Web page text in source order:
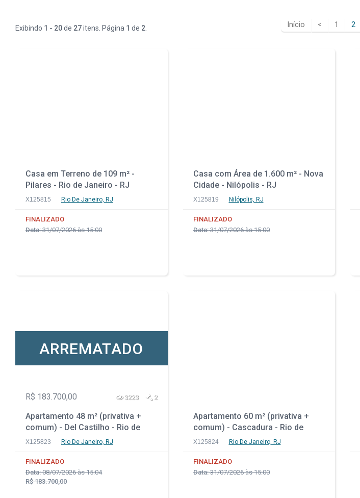
Exibindo 1 - 20de 27itens. Página 1 de 2 Início < 1 2
Casa em Terreno de 109 m² -
Pilares - Rio de Janeiro - RJ
X125815 Rio De Janeiro, RJ
FINALIZADO
Data:31/07/2026 às 15:00
Casa com Área de 1.600 m² - Nova
Cidade - Nilópolis - RJ
X125819 Nilópolis, RJ
FINALIZADO
Data:31/07/2026 às 15:00
ARREMATADO
R$ 183.700,00 3223 2
Apartamento 48 m² (privativa +
comum) - Del Castilho - Rio de
Janeiro - RJ
X125823 Rio De Janeiro, RJ
FINALIZADO
Data:08/07/2026 às 15:04
R$ 183.700,00
Apartamento 60 m² (privativa +
comum) - Cascadura - Rio de
Janeiro - RJ
X125824 Rio De Janeiro, RJ
FINALIZADO
Data:31/07/2026 às 15:00